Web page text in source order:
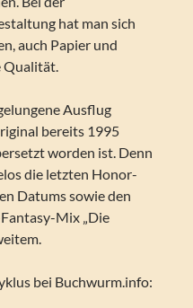
hat man sich
auch Papier und
Qualität.
Ausflug
bereits 1995
worden ist. Denn
die letzten Honor-
Datums sowie den
Mix „Die
bei Buchwurm.info: